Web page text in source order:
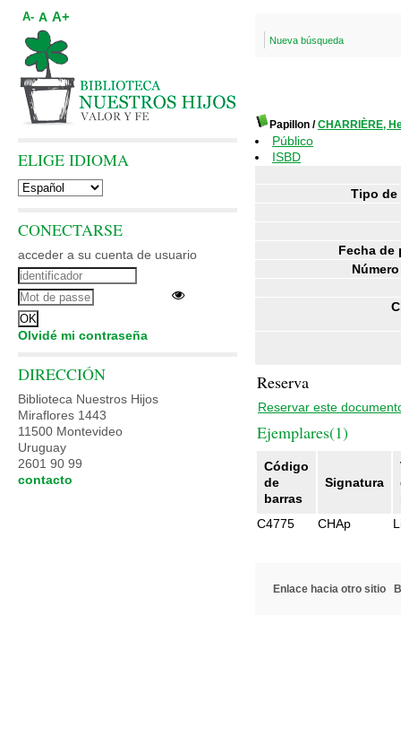
Nueva búsqueda
Papillon /CHARRIÈRE,
Público
ISBD
Tipo de
Fecha de
Reserva
Reservar este
Ejemplares(1)
Código
de
barras
Signatura
C4775
CHAp
Enlace hacia otro sitio
A- A A+
ELIGE IDIOMA
CONECTARSE
acceder a su cuenta de usuario
Olvidé mi contraseña
DIRECCIÓN
Biblioteca Nuestros Hijos
Miraflores 1443
11500 Montevideo
Uruguay
2601 90 99
contacto